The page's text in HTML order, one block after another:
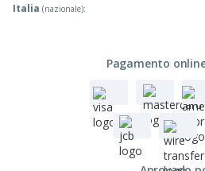
Italia (nazionale):
Pagamento